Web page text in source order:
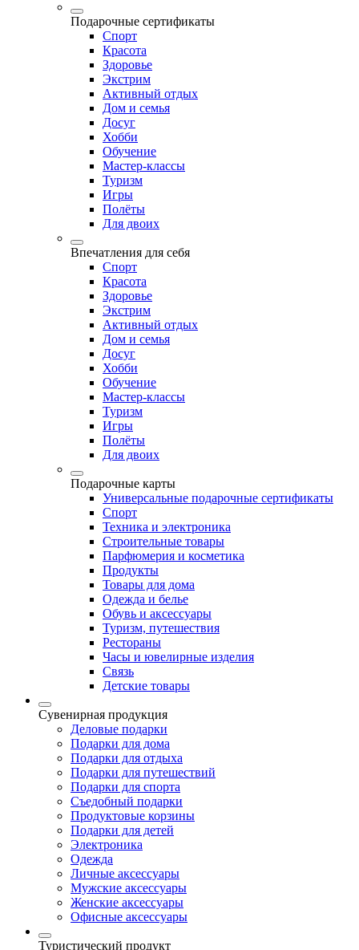
Подарочные сертификаты
Спорт
Красота
Здоровье
Экстрим
Активный отдых
Дом и семья
Досуг
Хобби
Обучение
Мастер-классы
Туризм
Игры
Полёты
Для двоих
Впечатления для себя
Спорт
Красота
Здоровье
Экстрим
Активный отдых
Дом и семья
Досуг
Хобби
Обучение
Мастер-классы
Туризм
Игры
Полёты
Для двоих
Подарочные карты
Универсальные подарочные сертификаты
Спорт
Техника и электроника
Строительные товары
Парфюмерия и косметика
Продукты
Товары для дома
Одежда и белье
Обувь и аксессуары
Туризм, путешествия
Рестораны
Часы и ювелирные изделия
Связь
Детские товары
Сувенирная продукция
Деловые подарки
Подарки для дома
Подарки для отдыха
Подарки для путешествий
Подарки для спорта
Съедобный подарки
Продуктовые корзины
Подарки для детей
Электроника
Одежда
Личные аксессуары
Мужские аксессуары
Женские аксессуары
Офисные аксессуары
Туристический продукт